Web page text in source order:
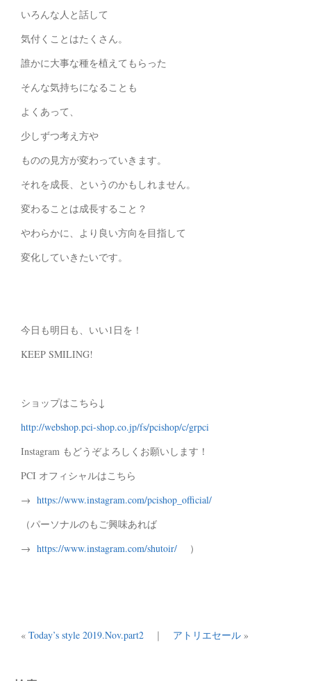
いろんな人と話して
気付くことはたくさん。
誰かに大事な種を植えてもらった
そんな気持ちになることも
よくあって、
少しずつ考え方や
ものの見方が変わっていきます。
それを成長、というのかもしれません。
変わることは成長すること？
やわらかに、より良い方向を目指して
変化していきたいです。
今日も明日も、いい1日を！
KEEP SMILING!
ショップはこちら↓
http://webshop.pci-shop.co.jp/fs/pcishop/c/grpci
Instagram もどうぞよろしくお願いします！
PCI オフィシャルはこちら
→ https://www.instagram.com/pcishop_official/
（パーソナルのもご興味あれば
→ https://www.instagram.com/shutoir/ ）
« Today’s style 2019.Nov.part2 ｜ アトリエセール »